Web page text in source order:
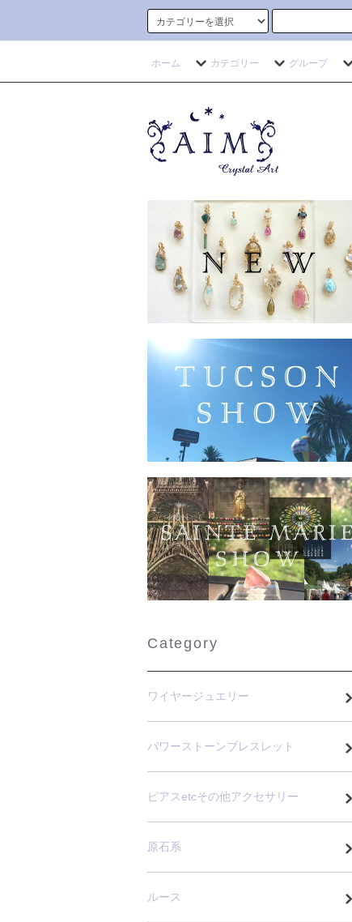
ホーム カテゴリー グループ
Category
ワイヤージュエリー
パワーストーンブレスレット
ピアスetcその他アクセサリー
原石系
ルース